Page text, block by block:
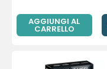
AGGIUNGI AL
CARRELLO